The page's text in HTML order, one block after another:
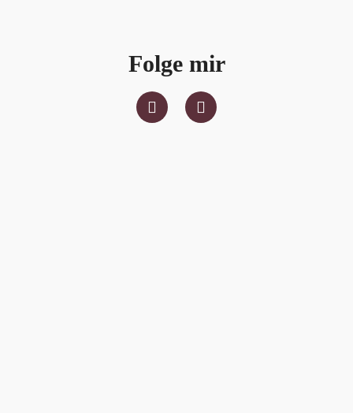
Folge mir